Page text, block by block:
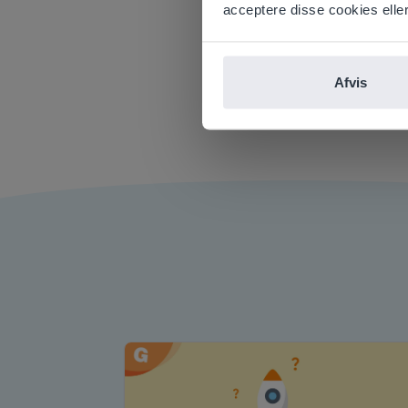
acceptere disse cookies
Afvis
vandt